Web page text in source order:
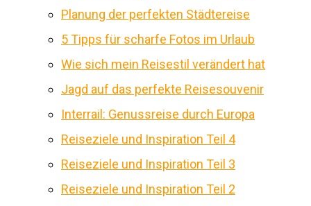
Planung der perfekten Städtereise
5 Tipps für scharfe Fotos im Urlaub
Wie sich mein Reisestil verändert hat
Jagd auf das perfekte Reisesouvenir
Interrail: Genussreise durch Europa
Reiseziele und Inspiration Teil 4
Reiseziele und Inspiration Teil 3
Reiseziele und Inspiration Teil 2